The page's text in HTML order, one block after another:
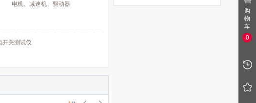
电机、减速机、驱动器
开关测试仪
购
物
车
0